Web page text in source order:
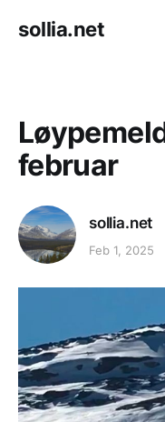
sollia.net
februar
sollia.net
Feb 1, 2025